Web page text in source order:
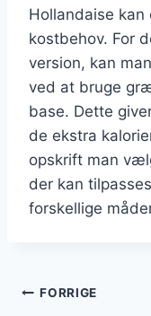
Hollandaise kan
kostbehov. For
version, kan
ved at bruge
base. Dette
de ekstra
opskrift man
der kan
forskellige
FORRIGE